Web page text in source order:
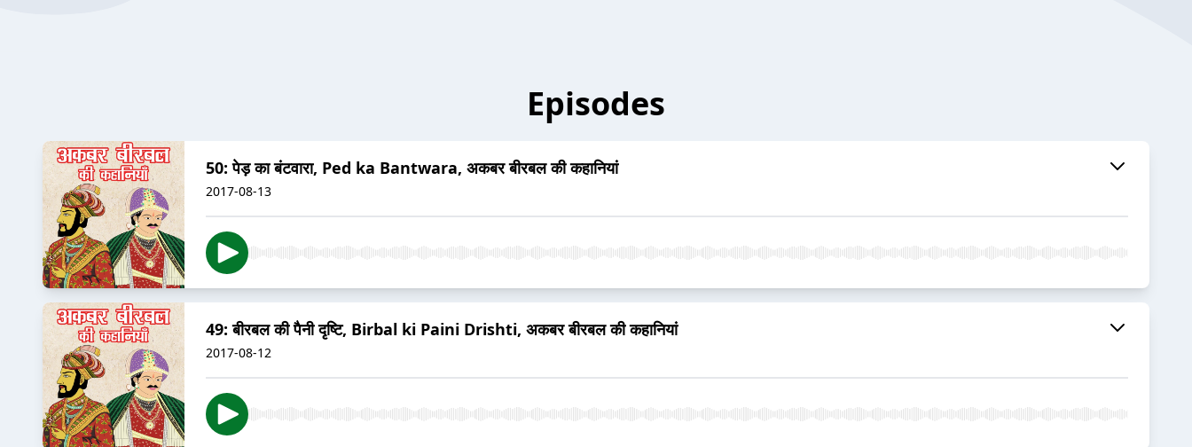
Episodes
50: पेड़ का बंटवारा, Ped ka Bantwara, अकबर बीरबल की कहानियां
2017-08-13
49: बीरबल की पैनी दृष्टि, Birbal ki Paini Drishti, अकबर बीरबल की कहानियां
2017-08-12